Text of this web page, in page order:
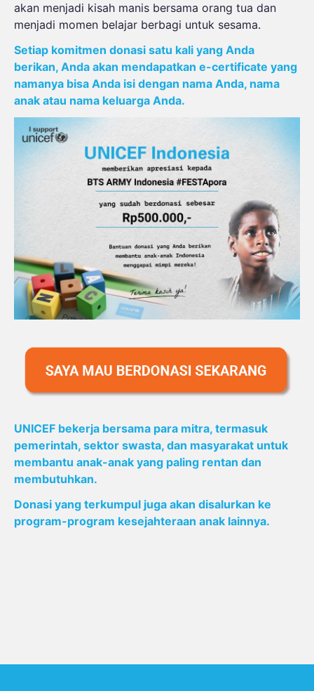
akan menjadi kisah manis bersama orang tua dan
menjadi momen belajar berbagi untuk sesama.
Setiap komitmen donasi satu kali yang Anda
berikan, Anda akan mendapatkan e-certificate yang
namanya bisa Anda isi dengan nama Anda, nama
anak atau nama keluarga Anda.
UNICEF bekerja bersama para mitra, termasuk
pemerintah, sektor swasta, dan masyarakat untuk
membantu anak-anak yang paling rentan dan
membutuhkan.
Donasi yang terkumpul juga akan disalurkan ke
program-program kesejahteraan anak lainnya.